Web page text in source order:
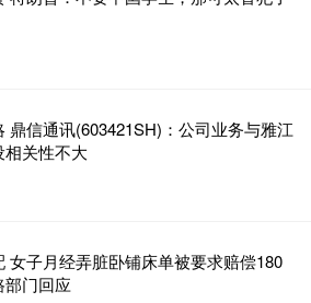
鼎信通讯(603421SH)：公司业务与雅江
相关性不大
女子月经弄脏卧铺床单被要求赔偿180
部门回应